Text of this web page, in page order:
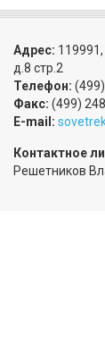
Адрес:
д.8 стр.2
Телефон:
Факс: (499)
E-mail:
Контактное
Решетников